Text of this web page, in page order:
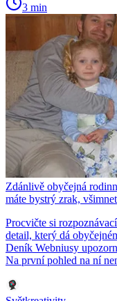
3 min
Zdánlivě obyčejná
máte bystrý zrak,
Procvičte si
detail, který dá
Deník Webniusy
Na první pohled na ní